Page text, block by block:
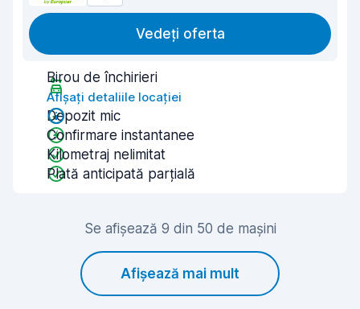
Vedeți oferta
Birou de închirieri
Afișați detaliile locației
Depozit mic
Confirmare instantanee
Kilometraj nelimitat
Plată anticipată parțială
Se afișează 9 din 50 de mașini
Afișează mai mult